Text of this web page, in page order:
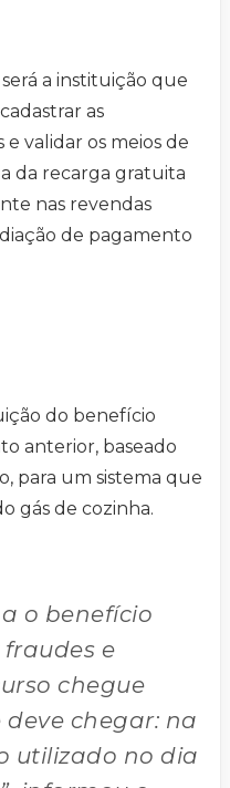
a instituição que
as
validar os meios de
da recarga gratuita
nas revendas
de pagamento
do benefício
anterior, baseado
para um sistema que
gás de cozinha.
o benefício
fraudes e
chegue
chegar: na
utilizado no dia